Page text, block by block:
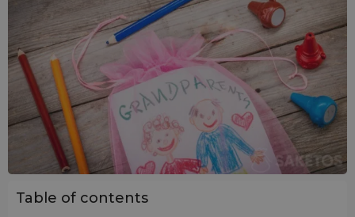
Table of contents